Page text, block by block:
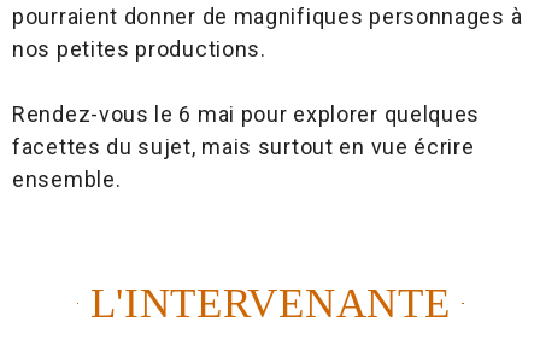
pourraient donner de magnifiques personnages à
nos petites productions.
Rendez-vous le 6 mai pour explorer quelques
facettes du sujet, mais surtout en vue écrire
ensemble.
L'INTERVENANTE